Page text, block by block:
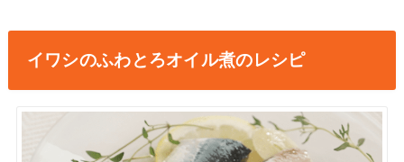
イワシのふわとろオイル煮のレシピ